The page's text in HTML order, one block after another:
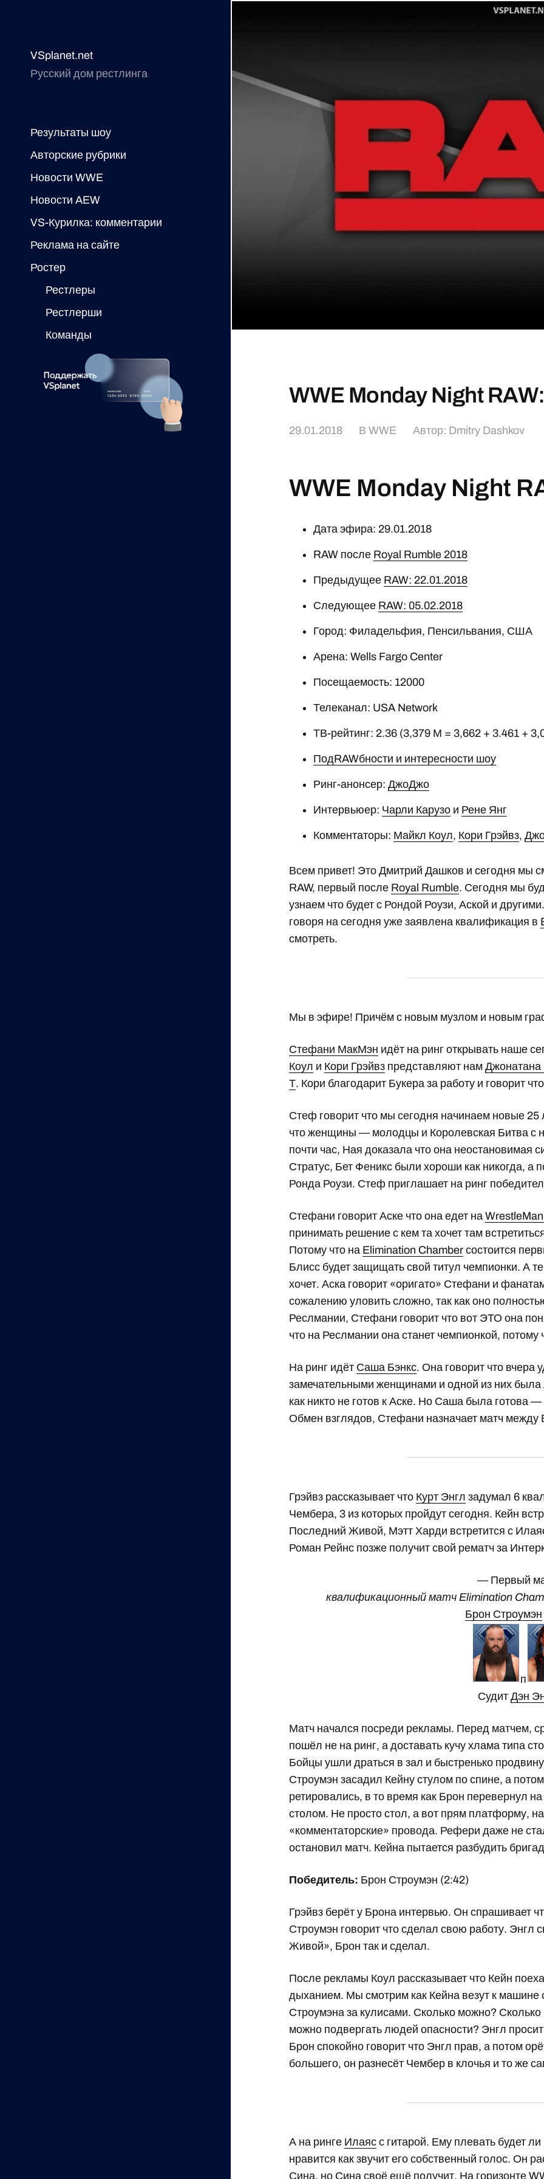
VSplanet.net
Русский дом рестлинга
Результаты шоу
Авторские рубрики
Новости WWE
Новости AEW
VS-Курилка: комментарии
Реклама на сайте
Ростер
Рестлеры
Рестлерши
Команды
WWE Monday Night
29.01.2018 ВWWE Автор: Dmitry Dashkov
WWE Monday Night
Дата эфира: 29.01.2018
RAW после Royal Rumble 2018
Предыдущее RAW: 22.01.2018
Следующее RAW: 05.02.2018
Город: Филадельфия, Пенсильвания, США
Арена: Wells Fargo Center
Посещаемость: 12000
Телеканал: USA Network
ТВ-рейтинг: 2.36 (3,379 М = 3,662 + 3.461 +
ПодRAWбности и интересности шоу
Ринг-анонсер:ДжоДжо
Интервьюер: Чарли Карузо и Рене Янг
Комментаторы: Майкл Коул, Кори Грэйвз,
Всем привет! Это Дмитрий Дашков и сегодня мы
RAW, первый после Royal Rumble. Сегодня мы
узнаем что будет с Рондой Роузи, Аской и
говоря на сегодня уже заявлена квалификация в
смотреть.
Мы в эфире! Причём с новым музлом и новым
Стефани МакМэн идёт на ринг открывать наше
Коул и Кори Грэйвз представляют намДжонатана
Т. Кори благодарит Букера за работу и говорит
Стеф говорит что мы сегодня начинаем новые 25
что женщины — молодцы и Королевская Битва с
почти час, Ная доказала что она неостановимая
Стратус, Бет Феникс были хороши как никогда, а
Ронда Роузи. Стеф приглашает на ринг
Стефани говорит Аске что она едет на
принимать решение с кем та хочет там
Потому что на Elimination Chamber состоится
Блисс будет защищать свой титул чемпионки. А
хочет. Аска говорит «оригато» Стефани и
сожалению уловить сложно, так как оно
Реслмании, Стефани говорит что вот ЭТО она
что на Реслмании она станет чемпионкой, потому
На ринг идёт Саша Бэнкс. Она говорит что вчера
замечательными женщинами и одной из них
как никто не готов к Аске. Но Саша была готова
Обмен взглядов, Стефани назначает матч между
Грэйвз рассказывает что Курт Энгл задумал 6
Чембера, 3 из которых пройдут сегодня. Кейн
Последний Живой, Мэтт Харди встретится с
Роман Рейнс позже получит свой рематч за
— Первый
квалификационный матч Elimination
Брон Строумэн
п
Судит Дэн
Матч начался посреди рекламы. Перед матчем,
пошёл не на ринг, а доставать кучу хлама типа
Бойцы ушли драться в зал и быстренько
Строумэн засадил Кейну стулом по спине, а
ретировались, в то время как Брон перевернул
столом. Не просто стол, а вот прям платформу,
«комментаторские» провода. Рефери даже не
остановил матч. Кейна пытается разбудить
Победитель: Брон Строумэн (2:42)
Грэйвз берёт у Брона интервью. Он спрашивает
Строумэн говорит что сделал свою работу. Энгл
Живой», Брон так и сделал.
После рекламы Коул рассказывает что Кейн
дыханием. Мы смотрим как Кейна везут к машине
Строумэна за кулисами. Сколько можно?
можно подвергать людей опасности? Энгл
Брон спокойно говорит что Энгл прав, а потом
большего, он разнесёт Чембер в клочья и то же
А на ринге Илаяс с гитарой. Ему плевать будет
нравится как звучит его собственный голос. Он
Сина, но Сина своё ещё получит. На горизонте